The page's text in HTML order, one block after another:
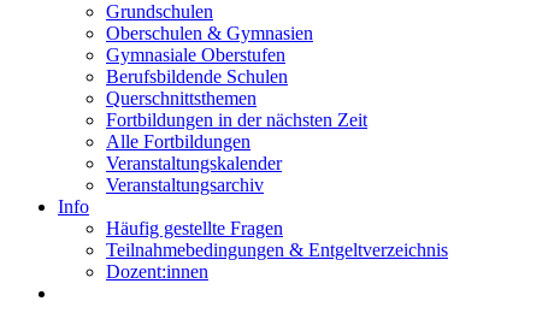
Grundschulen
Oberschulen & Gymnasien
Gymnasiale Oberstufen
Berufsbildende Schulen
Querschnittsthemen
Fortbildungen in der nächsten Zeit
Alle Fortbildungen
Veranstaltungskalender
Veranstaltungsarchiv
Info
Häufig gestellte Fragen
Teilnahmebedingungen & Entgeltverzeichnis
Dozent:innen